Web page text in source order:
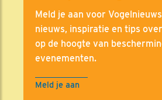
Meld je aan voor
nieuws, inspiratie en tips
op de hoogte van
evenementen.
Meld je aan